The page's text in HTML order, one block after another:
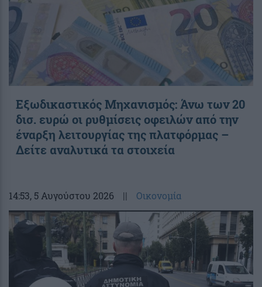
Εξωδικαστικός Μηχανισμός: Άνω των 20
δισ. ευρώ οι ρυθμίσεις οφειλών από την
έναρξη λειτουργίας της πλατφόρμας –
Δείτε αναλυτικά τα στοιχεία
14:53, 5 Αυγούστου 2026 || Οικονομία